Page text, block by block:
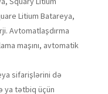
Litium Batareya,
Avtomatlaşdırma
maşını, avtomatik
sifarişlərini də
ya tətbiq üçün